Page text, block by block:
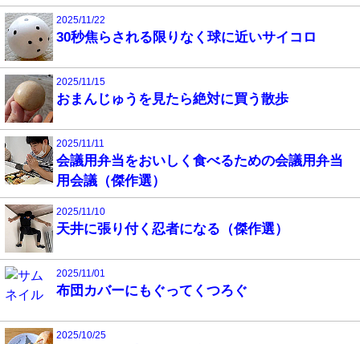
2025/11/22
30秒焦らされる限りなく球に近いサイコロ
2025/11/15
おまんじゅうを見たら絶対に買う散歩
2025/11/11
会議用弁当をおいしく食べるための会議用弁当
用会議（傑作選）
2025/11/10
天井に張り付く忍者になる（傑作選）
2025/11/01
布団カバーにもぐってくつろぐ
2025/10/25